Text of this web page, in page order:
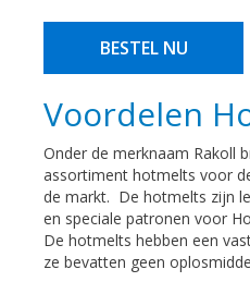
BESTEL NU
Voordelen
Onder de merknaam Rakoll
assortiment hotmelts voor
de markt. De hotmelts zijn
en speciale patronen voor
De hotmelts hebben een
ze bevatten geen